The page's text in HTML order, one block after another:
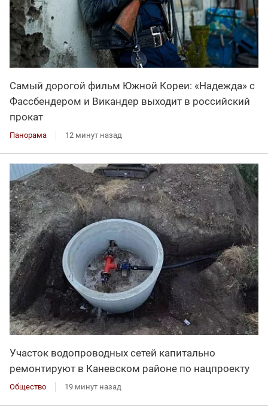
Самый дорогой фильм Южной Кореи: «Надежда» с
Фассбендером и Викандер выходит в российский
прокат
Панорама 12 минут назад
Участок водопроводных сетей капитально
ремонтируют в Каневском районе по нацпроекту
Общество 19 минут назад